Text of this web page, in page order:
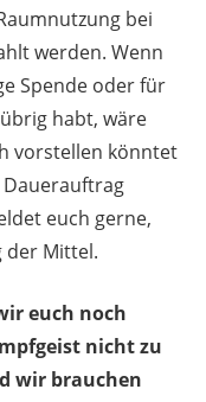
bei
werden. Wenn
Spende oder für
habt, wäre
vorstellen könntet
euch gerne,
der Mittel.
euch noch
nicht zu
wir brauchen